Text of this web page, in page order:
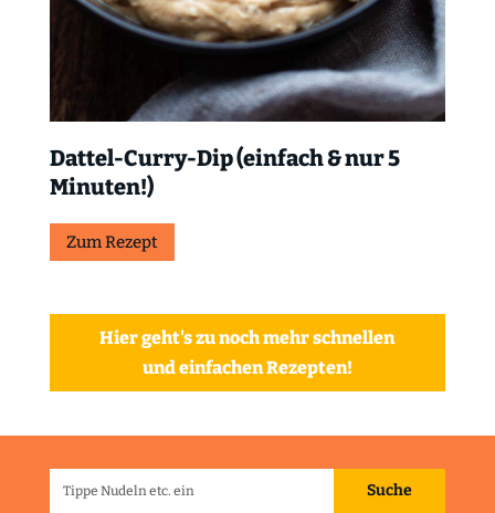
Dattel-Curry-Dip (einfach & nur 5
Minuten!)
Zum Rezept
Hier geht's zu noch mehr schnellen
und einfachen Rezepten!